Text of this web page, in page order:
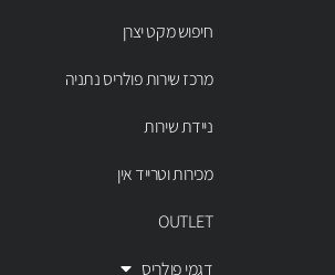
חיפוש מקט יצרן
מרכז שירות פולריס נתניה
ניידת שירות
מכירות וטרייד אין
OUTLET
דגמי פולריס